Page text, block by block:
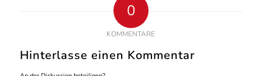
0
KOMMENTARE
Hinterlasse einen Kommentar